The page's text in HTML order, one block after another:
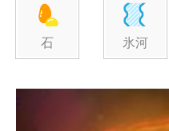
石 氷河